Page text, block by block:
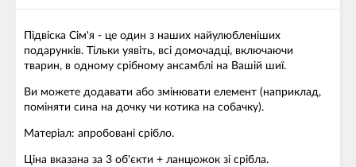
Підвіска Сім'я - це один з наших найулюбленіших
подарунків. Тільки уявіть, всі домочадці, включаючи
тварин, в одному срібному ансамблі на Вашій шиї.
Ви можете додавати або змінювати елемент (наприклад,
поміняти сина на дочку чи котика на собачку).
Матеріал: апробовані срібло.
Ціна вказана за 3 об'єкти + ланцюжок зі срібла.